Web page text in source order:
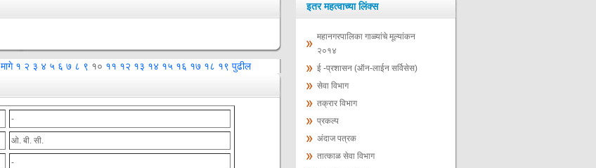
मागे १ २ ३ ४ ५ ६ ७ ८ ९ १० ११ १२ १३ १४ १५ १६ १७ १८ १९ पुढील
-
ओ. बी. सी.
-
इतर महत्वाच्या लिंक्स
महानगरपालिका गाळ्यांचे मूल्‍यांकन
२०१४
ई -प्रशासन (ऑन-लाईन सर्विसेस)
सेवा विभाग
तक्रार विभाग
प्रकल्प
अंदाज पत्रक
तात्काळ सेवा विभाग